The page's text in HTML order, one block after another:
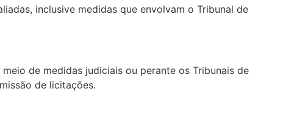
inclusive medidas que envolvam o Tribunal de
de medidas judiciais ou perante os Tribunais de
de licitações.